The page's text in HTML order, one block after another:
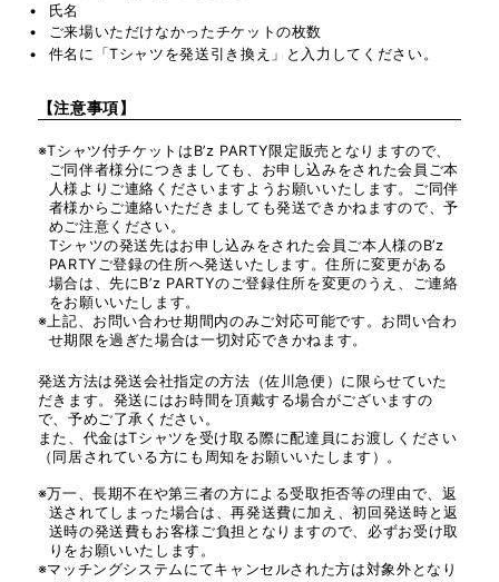
氏名
ご来場いただけなかったチケットの枚数
件名に「Tシャツを発送引き換え」と入力してください。
【注意事項】
※Tシャツ付チケットはB’z PARTY限定販売となりますので、
ご同伴者様分につきましても、お申し込みをされた会員ご本
人様よりご連絡くださいますようお願いいたします。ご同伴
者様からご連絡いただきましても発送できかねますので、予
めご注意ください。
Tシャツの発送先はお申し込みをされた会員ご本人様のB’z
PARTYご登録の住所へ発送いたします。住所に変更がある
場合は、先にB’z PARTYのご登録住所を変更のうえ、ご連絡
をお願いいたします。
※上記、お問い合わせ期間内のみご対応可能です。お問い合わ
せ期限を過ぎた場合は一切対応できかねます。
発送方法は発送会社指定の方法（佐川急便）に限らせていた
だきます。発送にはお時間を頂戴する場合がございますの
で、予めご了承ください。
また、代金はTシャツを受け取る際に配達員にお渡しください
（同居されている方にも周知をお願いいたします）。
※万一、長期不在や第三者の方による受取拒否等の理由で、返
送されてしまった場合は、再発送費に加え、初回発送時と返
送時の発送費もお客様ご負担となりますので、必ずお受け取
りをお願いいたします。
※マッチングシステムにてキャンセルされた方は対象外となり